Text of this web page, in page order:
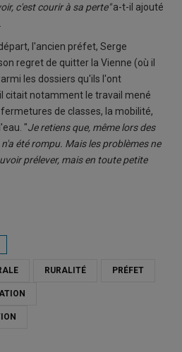
c'est courir à sa perte"a-t-il ajouté
l'ancien préfet, Serge
regret de quitter la Vienne (où il
les dossiers qu'ils l'ont
citait notamment le travail mené
de classes, la mobilité,
"Je retiens que, même lors des
été rompu. Mais les problèmes ne
prélever, mais en toute petite
RURALITÉ PRÉFET